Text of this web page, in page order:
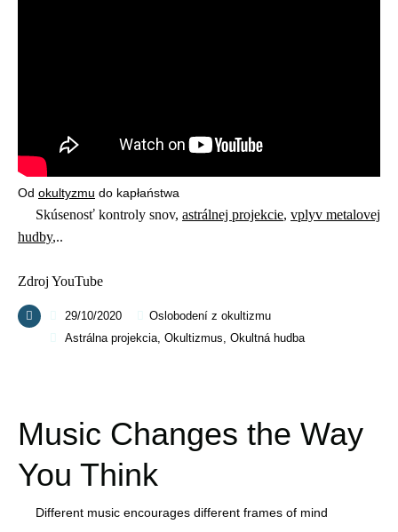
Od okultyzmu do kapłaństwa
Skúsenosť kontroly snov, astrálnej projekcie, vplyv metalovej
hudby,..
Zdroj YouTube
29/10/2020
Oslobodení z okultizmu
Astrálna projekcia,Okultizmus,Okultná hudba
Music Changes the Way
You Think
Different music encourages different frames of mind